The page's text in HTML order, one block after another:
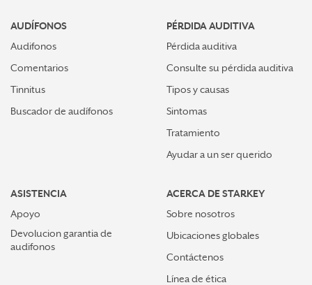
AUDÍFONOS
Audifonos
Comentarios
Tinnitus
Buscador de audífonos
PÉRDIDA AUDITIVA
Pérdida auditiva
Consulte su pérdida auditiva
Tipos y causas
Sintomas
Tratamiento
Ayudar a un ser querido
ASISTENCIA
Apoyo
Devolucion garantia de
audifonos
ACERCA DE STARKEY
Sobre nosotros
Ubicaciones globales
Contáctenos
Línea de ética